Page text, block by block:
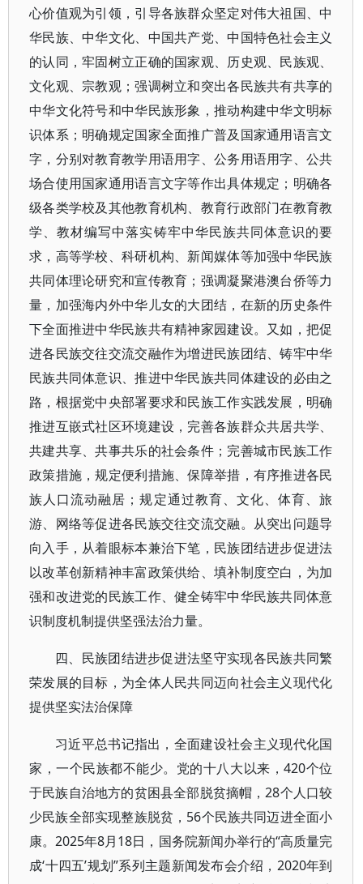
心价值观为引领，引导各族群众坚定对伟大祖国、中
华民族、中华文化、中国共产党、中国特色社会主义
的认同，牢固树立正确的国家观、历史观、民族观、
文化观、宗教观；强调树立和突出各民族共有共享的
中华文化符号和中华民族形象，推动构建中华文明标
识体系；明确规定国家全面推广普及国家通用语言文
字，分别对教育教学用语用字、公务用语用字、公共
场合使用国家通用语言文字等作出具体规定；明确各
级各类学校及其他教育机构、教育行政部门在教育教
学、教材编写中落实铸牢中华民族共同体意识的要
求，高等学校、科研机构、新闻媒体等加强中华民族
共同体理论研究和宣传教育；强调凝聚港澳台侨等力
量，加强海内外中华儿女的大团结，在新的历史条件
下全面推进中华民族共有精神家园建设。又如，把促
进各民族交往交流交融作为增进民族团结、铸牢中华
民族共同体意识、推进中华民族共同体建设的必由之
路，根据党中央部署要求和民族工作实践发展，明确
推进互嵌式社区环境建设，完善各族群众共居共学、
共建共享、共事共乐的社会条件；完善城市民族工作
政策措施，规定便利措施、保障举措，有序推进各民
族人口流动融居；规定通过教育、文化、体育、旅
游、网络等促进各民族交往交流交融。从突出问题导
向入手，从着眼标本兼治下笔，民族团结进步促进法
以改革创新精神丰富政策供给、填补制度空白，为加
强和改进党的民族工作、健全铸牢中华民族共同体意
识制度机制提供坚强法治力量。
四、民族团结进步促进法坚守实现各民族共同繁
荣发展的目标，为全体人民共同迈向社会主义现代化
提供坚实法治保障
习近平总书记指出，全面建设社会主义现代化国
家，一个民族都不能少。党的十八大以来，420个位
于民族自治地方的贫困县全部脱贫摘帽，28个人口较
少民族全部实现整族脱贫，56个民族共同迈进全面小
康。2025年8月18日，国务院新闻办举行的“高质量完
成‘十四五’规划”系列主题新闻发布会介绍，2020年到